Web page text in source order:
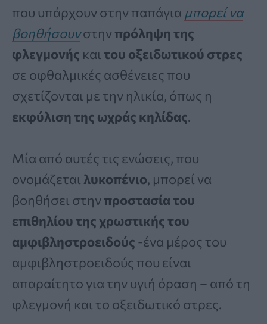
που υπάρχουν στην παπάγια μπορεί να
βοηθήσουνστην πρόληψη της
φλεγμονής και του οξειδωτικού στρες
σε οφθαλμικές ασθένειες που
σχετίζονται με την ηλικία, όπως η
εκφύλιση της ωχράς κηλίδας.
Μία από αυτές τις ενώσεις, που
ονομάζεται λυκοπένιο, μπορεί να
βοηθήσει στην προστασία του
επιθηλίου της χρωστικής του
αμφιβληστροειδούς -ένα μέρος του
αμφιβληστροειδούς που είναι
απαραίτητο για την υγιή όραση – από τη
φλεγμονή και το οξειδωτικό στρες.